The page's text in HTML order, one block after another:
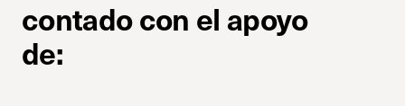
contado con el apoyo
de: